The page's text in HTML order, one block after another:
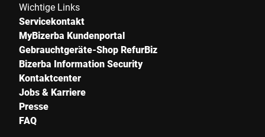
Wichtige Links
Servicekontakt
MyBizerba Kundenportal
Gebrauchtgeräte-Shop RefurBiz
Bizerba Information Security
Kontaktcenter
Jobs & Karriere
Presse
FAQ